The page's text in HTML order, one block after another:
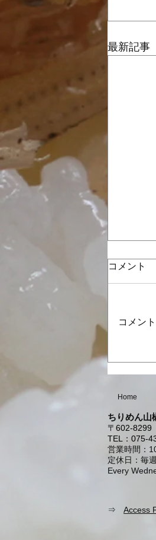
最新記事
コメント
コメン
Home
ちりめん山
〒602-8299
TEL：075-
営業時間：
定休日：毎
Every
⇒ Access